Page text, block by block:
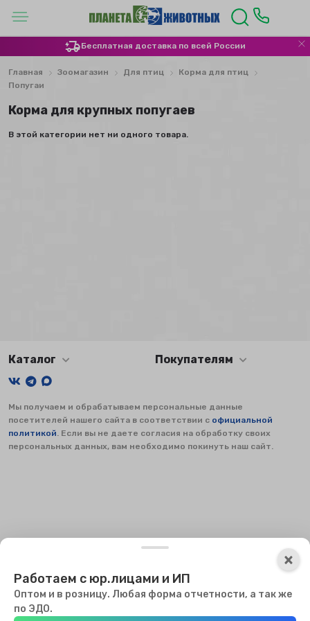
Мы используем файлы куки, чтобы сайт мог работать. Оставаясь
на сайте, вы соглашаетесь с использованием куки.
Бесплатная доставка по всей России
Главная Зоомагазин Для птиц
Корма для птиц
Попугаи
Корма для крупных попугаев
В этой категории нет ни одного товара.
Каталог Покупателям
Мы получаем и обрабатываем персональные данные
посетителей нашего сайта в соответствии с официальной
политикой . Если вы не даете согласия на обработку своих
персональных данных, вам необходимо покинуть наш сайт.
×
Работаем с юр.лицами и ИП
Оптом и в розницу. Любая форма отчетности, а так же
по ЭДО.
×